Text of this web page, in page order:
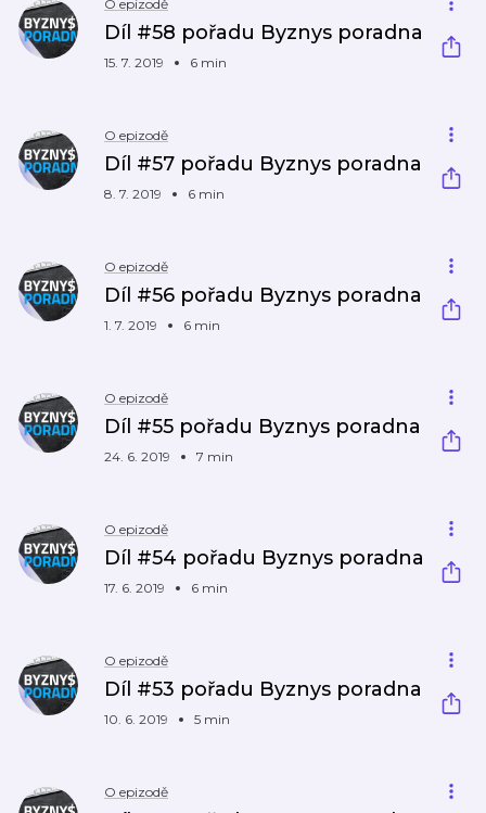
O epizodě
Díl #58 pořadu Byznys poradna
15. 7. 2019 6 min
O epizodě
Díl #57 pořadu Byznys poradna
8. 7. 2019 6 min
O epizodě
Díl #56 pořadu Byznys poradna
1. 7. 2019 6 min
O epizodě
Díl #55 pořadu Byznys poradna
24. 6. 2019 7 min
O epizodě
Díl #54 pořadu Byznys poradna
17. 6. 2019 6 min
O epizodě
Díl #53 pořadu Byznys poradna
10. 6. 2019 5 min
O epizodě